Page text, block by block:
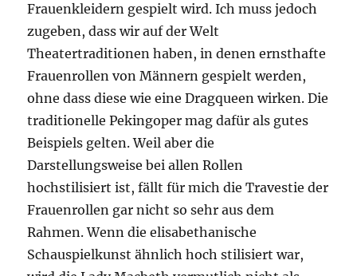
Frauenkleidern gespielt wird. Ich muss jedoch
zugeben, dass wir auf der Welt
Theatertraditionen haben, in denen ernsthafte
Frauenrollen von Männern gespielt werden,
ohne dass diese wie eine Dragqueen wirken. Die
traditionelle Pekingoper mag dafür als gutes
Beispiels gelten. Weil aber die
Darstellungsweise bei allen Rollen
hochstilisiert ist, fällt für mich die Travestie der
Frauenrollen gar nicht so sehr aus dem
Rahmen. Wenn die elisabethanische
Schauspielkunst ähnlich hoch stilisiert war,